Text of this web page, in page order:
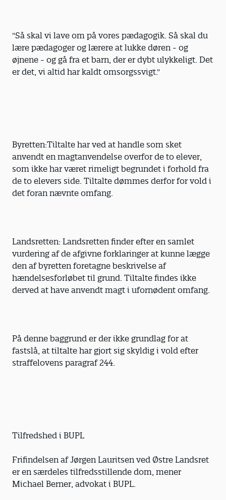
"Så skal vi lave om på vores pædagogik. Så skal du
lære pædagoger og lærere at lukke døren - og
øjnene - og gå fra et barn, der er dybt ulykkeligt. Det
er det, vi altid har kaldt omsorgssvigt."
Byretten:Tiltalte har ved at handle som sket
anvendt en magtanvendelse overfor de to elever,
som ikke har været rimeligt begrundet i forhold fra
de to elevers side. Tiltalte dømmes derfor for vold i
det foran nævnte omfang.
Landsretten: Landsretten finder efter en samlet
vurdering af de afgivne forklaringer at kunne lægge
den af byretten foretagne beskrivelse af
hændelsesforløbet til grund. Tiltalte findes ikke
derved at have anvendt magt i ufornødent omfang.
På denne baggrund er der ikke grundlag for at
fastslå, at tiltalte har gjort sig skyldig i vold efter
straffelovens paragraf 244.
Tilfredshed i BUPL
Frifindelsen af Jørgen Lauritsen ved Østre Landsret
er en særdeles tilfredsstillende dom, mener
Michael Berner, advokat i BUPL.